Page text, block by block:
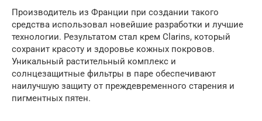
Производитель из Франции при создании такого
средства использовал новейшие разработки и лучшие
технологии. Результатом стал крем Clarins, который
сохранит красоту и здоровье кожных покровов.
Уникальный растительный комплекс и
солнцезащитные фильтры в паре обеспечивают
наилучшую защиту от преждевременного старения и
пигментных пятен.